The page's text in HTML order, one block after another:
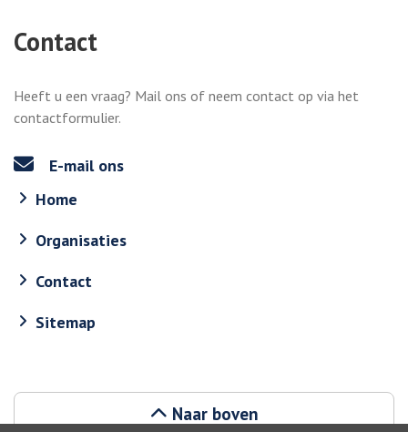
Contact
Heeft u een vraag? Mail ons of neem contact op via het
contactformulier.
E-mail ons
Home
Organisaties
Contact
Sitemap
Naar boven